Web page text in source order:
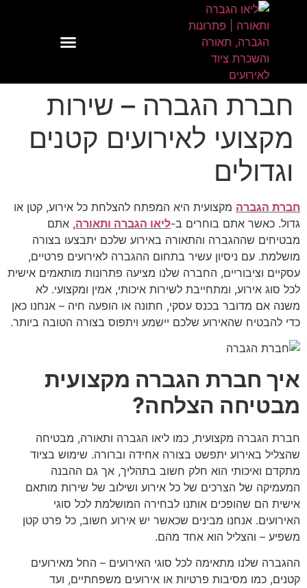
חברת הגברה – שירות
מקצועי לאירועים קטנים
וגדולים
חברת הגברה מקצועית היא המפתח להצלחת כל אירוע, קטן או
גדול. כאשר אתם בוחרים ב-ליאו הגברה ותאורה, אתם
מבטיחים שההגברה והתאורה באירוע שלכם יתבצעו בצורה
מושלמת. עם ניסיון עשיר בתחום ההגברה לאירועים פרטיים,
עסקיים וציבוריים, החברה שלנו מציעה פתרונות מותאמים אישית
לכל סוג אירוע, ומתחייבת לשירות איכותי, אמין ומקצועי. לא
משנה אם מדובר בכנס עסקי, חתונה או הופעה חיה – אנחנו כאן
כדי להבטיח שהאירוע שלכם יישמע ויתפוס בצורה הטובה ביותר.
איך חברת הגברה מקצועית
מבטיחה הצלחה?
חברת הגברה מקצועית, כמו ליאו הגברה ותאורה, מבטיחה
שהצליל באירוע יתפשט בצורה אחידה וברורה. שימוש בציוד
מתקדם ואיכותי הוא חלק חשוב בתהליך, אך גם ההבנה
המעמיקה של הצרכים של כל אירוע ושילוב של שירות מותאם
אישית הם שהופכים אותנו לבחירה המושלמת לכל סוגי
האירועים. אנחנו מבינים שכאשר יש אירוע חשוב, כל פרט קטן
משפיע – והצליל הוא אחד מהם.
ההגברה שלנו מתאימה לכל סוגי האירועים – החל מאירועים
קטנים, כמו מסיבות פרטיות או אירועים משפחתיים, ועד